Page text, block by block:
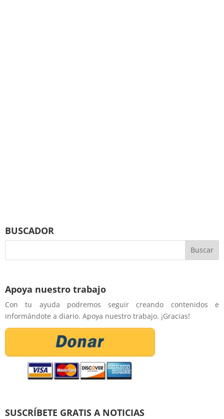
BUSCADOR
Apoya nuestro trabajo
Con tu ayuda podremos seguir creando contenidos e
informándote a diario. Apoya nuestro trabajo. ¡Gracias!
SUSCRÍBETE GRATIS A NOTICIAS